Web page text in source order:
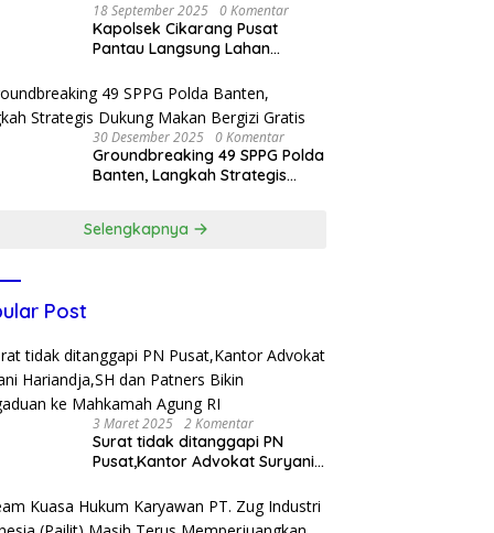
18 September 2025 0 Komentar
Kapolsek Cikarang Pusat
Pantau Langsung Lahan
Pangan Nasional
30 Desember 2025 0 Komentar
Groundbreaking 49 SPPG Polda
Banten, Langkah Strategis
Selengkapnya
Post
3 Maret 2025 2 Komentar
Surat tidak ditanggapi PN
Pusat,Kantor Advokat Suryani
Pengaduan ke Mahkamah
Agung RI